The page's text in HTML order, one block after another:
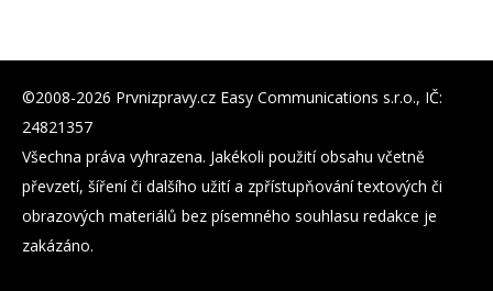
©2008-2026 Prvnizpravy.cz Easy Communications s.r.o., IČ:
24821357
Všechna práva vyhrazena. Jakékoli použití obsahu včetně
převzetí, šíření či dalšího užití a zpřístupňování textových či
obrazových materiálů bez písemného souhlasu redakce je
zakázáno.